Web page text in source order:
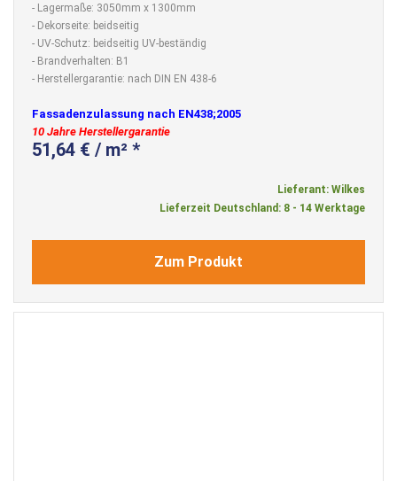
- Lagermaße: 3050mm x 1300mm
- Dekorseite: beidseitig
- UV-Schutz: beidseitig UV-beständig
- Brandverhalten: B1
- Herstellergarantie: nach DIN EN 438-6
Fassadenzulassung nach EN438;2005
10 Jahre Herstellergarantie
51,64 € / m² *
Lieferant: Wilkes
Lieferzeit Deutschland: 8 - 14 Werktage
Zum Produkt